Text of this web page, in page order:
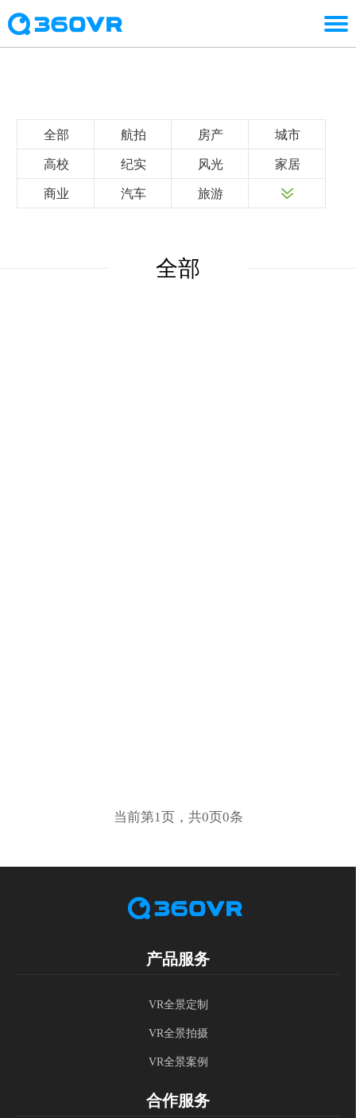
全部 航拍 房产 城市
高校 纪实 风光 家居
商业 汽车 旅游
全部
当前第1页，共0页0条
产品服务
VR全景定制
VR全景拍摄
VR全景案例
合作服务